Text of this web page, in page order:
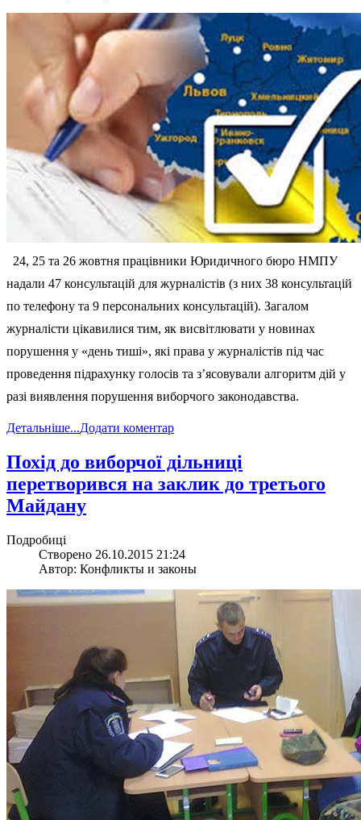
24, 25 та 26 жовтня працівники Юридичного бюро НМПУ
надали 47 консультацій для журналістів (з них 38 консультацій
по телефону та 9 персональних консультацій). Загалом
журналісти цікавилися тим, як висвітлювати у новинах
порушення у «день тиші», які права у журналістів під час
проведення підрахунку голосів та з’ясовували алгоритм дій у
разі виявлення порушення виборчого законодавства.
Детальніше...Додати коментар
Похід до виборчої дільниці
перетворився на заклик до третього
Майдану
Подробиці
Створено 26.10.2015 21:24
Автор: Конфликты и законы